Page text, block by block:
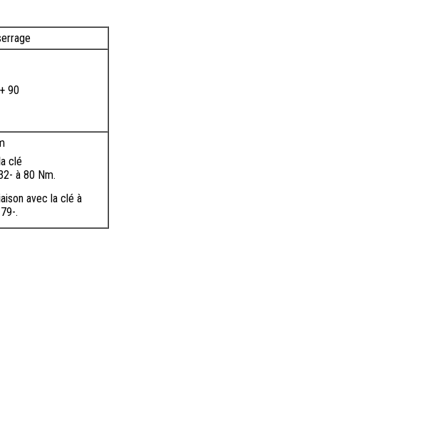
90
clé
à 80 Nm.
avec la clé à
.